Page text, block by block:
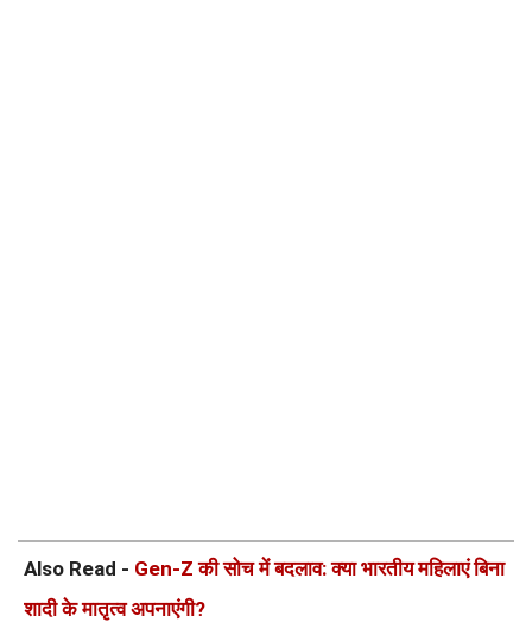
Also Read - Gen-Z की सोच में बदलाव: क्या भारतीय महिलाएं बिना
शादी के मातृत्व अपनाएंगी?